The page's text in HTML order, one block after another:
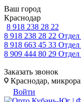
Ваш город
Краснодар
8 918 238 28 22
8 918 238 28 22
8 918 663 45 33
8 909 444 80 29 Отдел
Заказать звонок
Краснодар,
Войти